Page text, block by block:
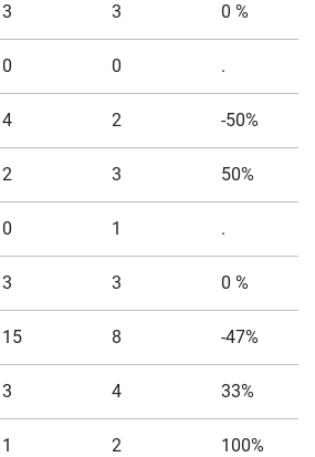
3 3 0 %
0 0 .
4 2 -50%
2 3 50%
0 1 .
3 3 0 %
15 8 -47%
3 4 33%
1 2 100%